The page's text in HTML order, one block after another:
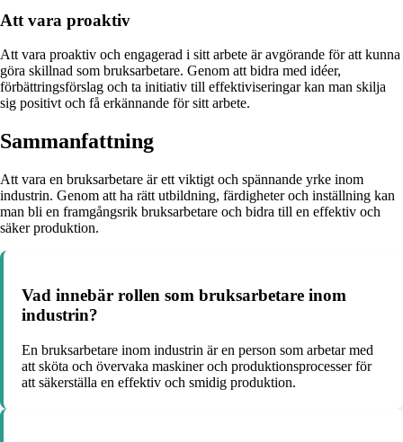
Att vara proaktiv
Att vara proaktiv och engagerad i sitt arbete är avgörande för att kunna
göra skillnad som bruksarbetare. Genom att bidra med idéer,
förbättringsförslag och ta initiativ till effektiviseringar kan man skilja
sig positivt och få erkännande för sitt arbete.
Sammanfattning
Att vara en bruksarbetare är ett viktigt och spännande yrke inom
industrin. Genom att ha rätt utbildning, färdigheter och inställning kan
man bli en framgångsrik bruksarbetare och bidra till en effektiv och
säker produktion.
Vad innebär rollen som bruksarbetare inom
industrin?
En bruksarbetare inom industrin är en person som arbetar med
att sköta och övervaka maskiner och produktionsprocesser för
att säkerställa en effektiv och smidig produktion.